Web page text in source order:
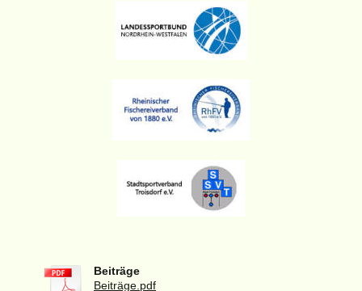
Beiträge
Beiträge.pdf